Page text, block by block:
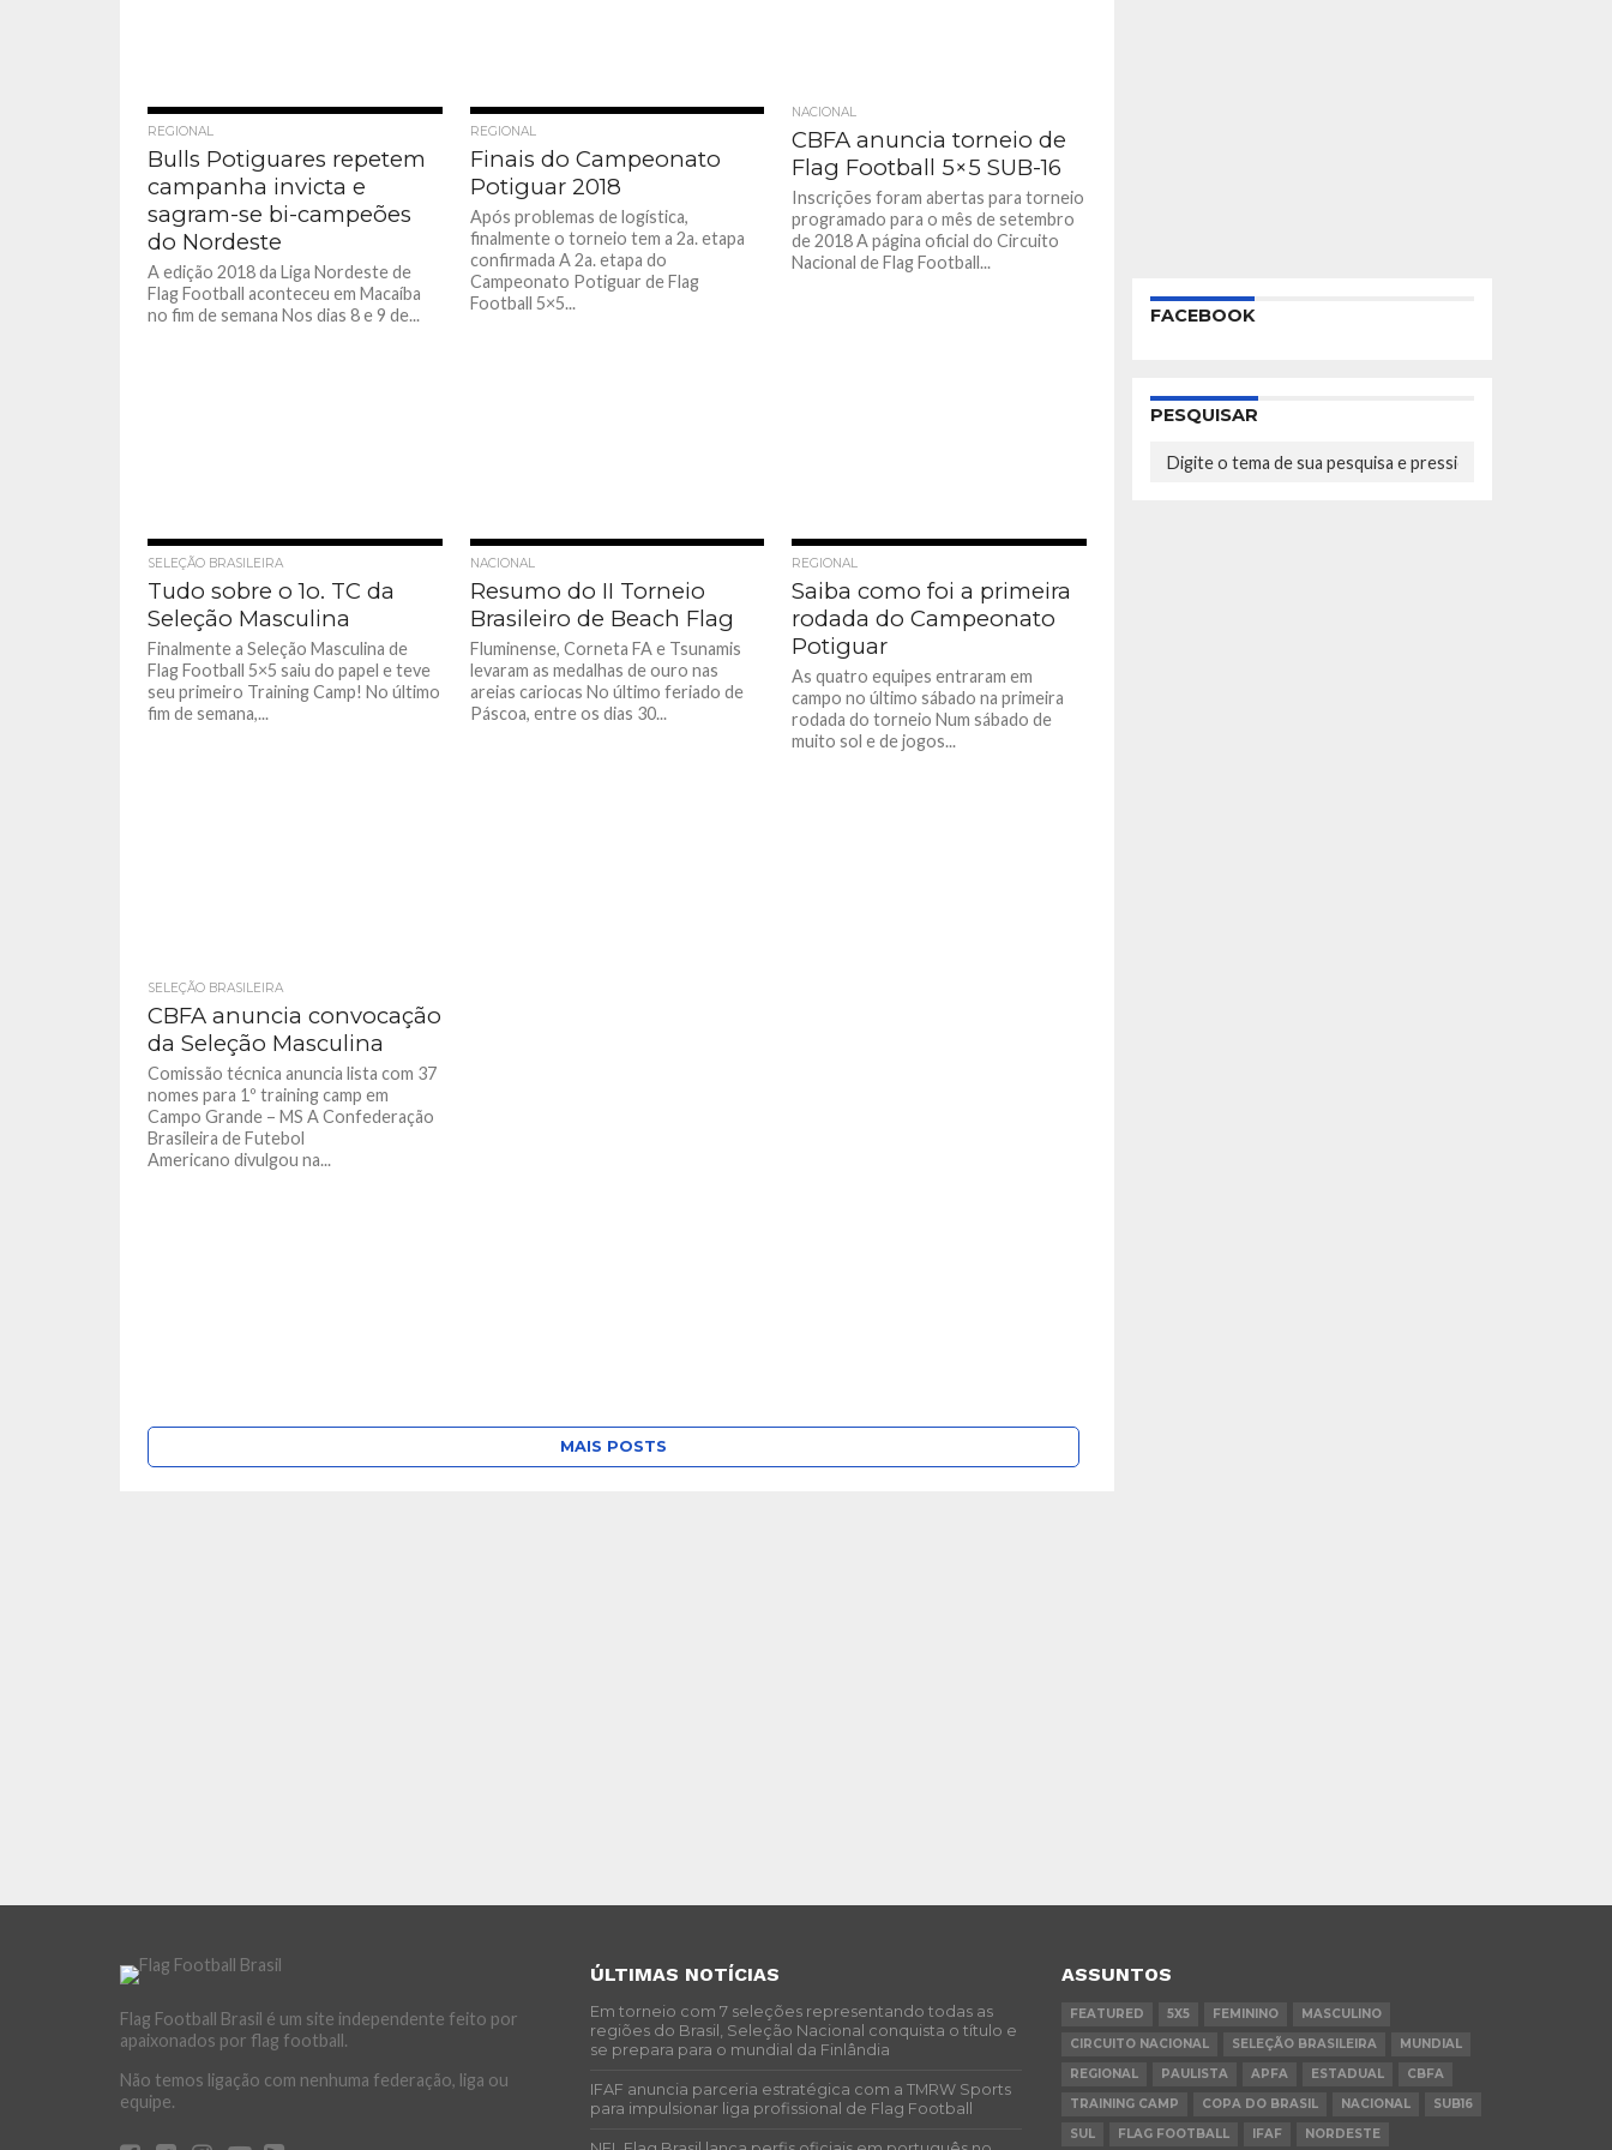
REGIONAL
Bulls Potiguares repetem
campanha invicta e
sagram-se bi-campeões
do Nordeste
A edição 2018 da Liga Nordeste de
Flag Football aconteceu em Macaíba
no fim de semana Nos dias 8 e 9 de...
REGIONAL
Finais do Campeonato
Potiguar 2018
Após problemas de logística,
finalmente o torneio tem a 2a. etapa
confirmada A 2a. etapa do
Campeonato Potiguar de Flag
Football 5×5...
NACIONAL
CBFA anuncia torneio de
Flag Football 5×5 SUB-16
Inscrições foram abertas para torneio
programado para o mês de setembro
de 2018 A página oficial do Circuito
Nacional de Flag Football...
SELEÇÃO BRASILEIRA
Tudo sobre o 1o. TC da
Seleção Masculina
Finalmente a Seleção Masculina de
Flag Football 5×5 saiu do papel e teve
seu primeiro Training Camp! No último
fim de semana,...
NACIONAL
Resumo do II Torneio
Brasileiro de Beach Flag
Fluminense, Corneta FA e Tsunamis
levaram as medalhas de ouro nas
areias cariocas No último feriado de
Páscoa, entre os dias 30...
REGIONAL
Saiba como foi a primeira
rodada do Campeonato
Potiguar
As quatro equipes entraram em
campo no último sábado na primeira
rodada do torneio Num sábado de
muito sol e de jogos...
SELEÇÃO BRASILEIRA
CBFA anuncia convocação
da Seleção Masculina
Comissão técnica anuncia lista com 37
nomes para 1º training camp em
Campo Grande – MS A Confederação
Brasileira de Futebol
Americano divulgou na...
MAIS POSTS
FACEBOOK
PESQUISAR
Flag Football Brasil é um site independente feito por
apaixonados por flag football.
Não temos ligação com nenhuma federação, liga ou
equipe.
ÚLTIMAS NOTÍCIAS
Em torneio com 7 seleções representando todas as
regiões do Brasil, Seleção Nacional conquista o título e
se prepara para o mundial da Finlândia
IFAF anuncia parceria estratégica com a TMRW Sports
para impulsionar liga profissional de Flag Football
ASSUNTOS
FEATURED 5X5 FEMININO
MASCULINO
CIRCUITO NACIONAL
SELEÇÃO BRASILEIRA
MUNDIAL
REGIONAL
PAULISTA APFA ESTADUAL
CBFA
TRAINING CAMP
COPA DO BRASIL NACIONAL
SUB16
SUL
FLAG FOOTBALL IFAF NORDESTE